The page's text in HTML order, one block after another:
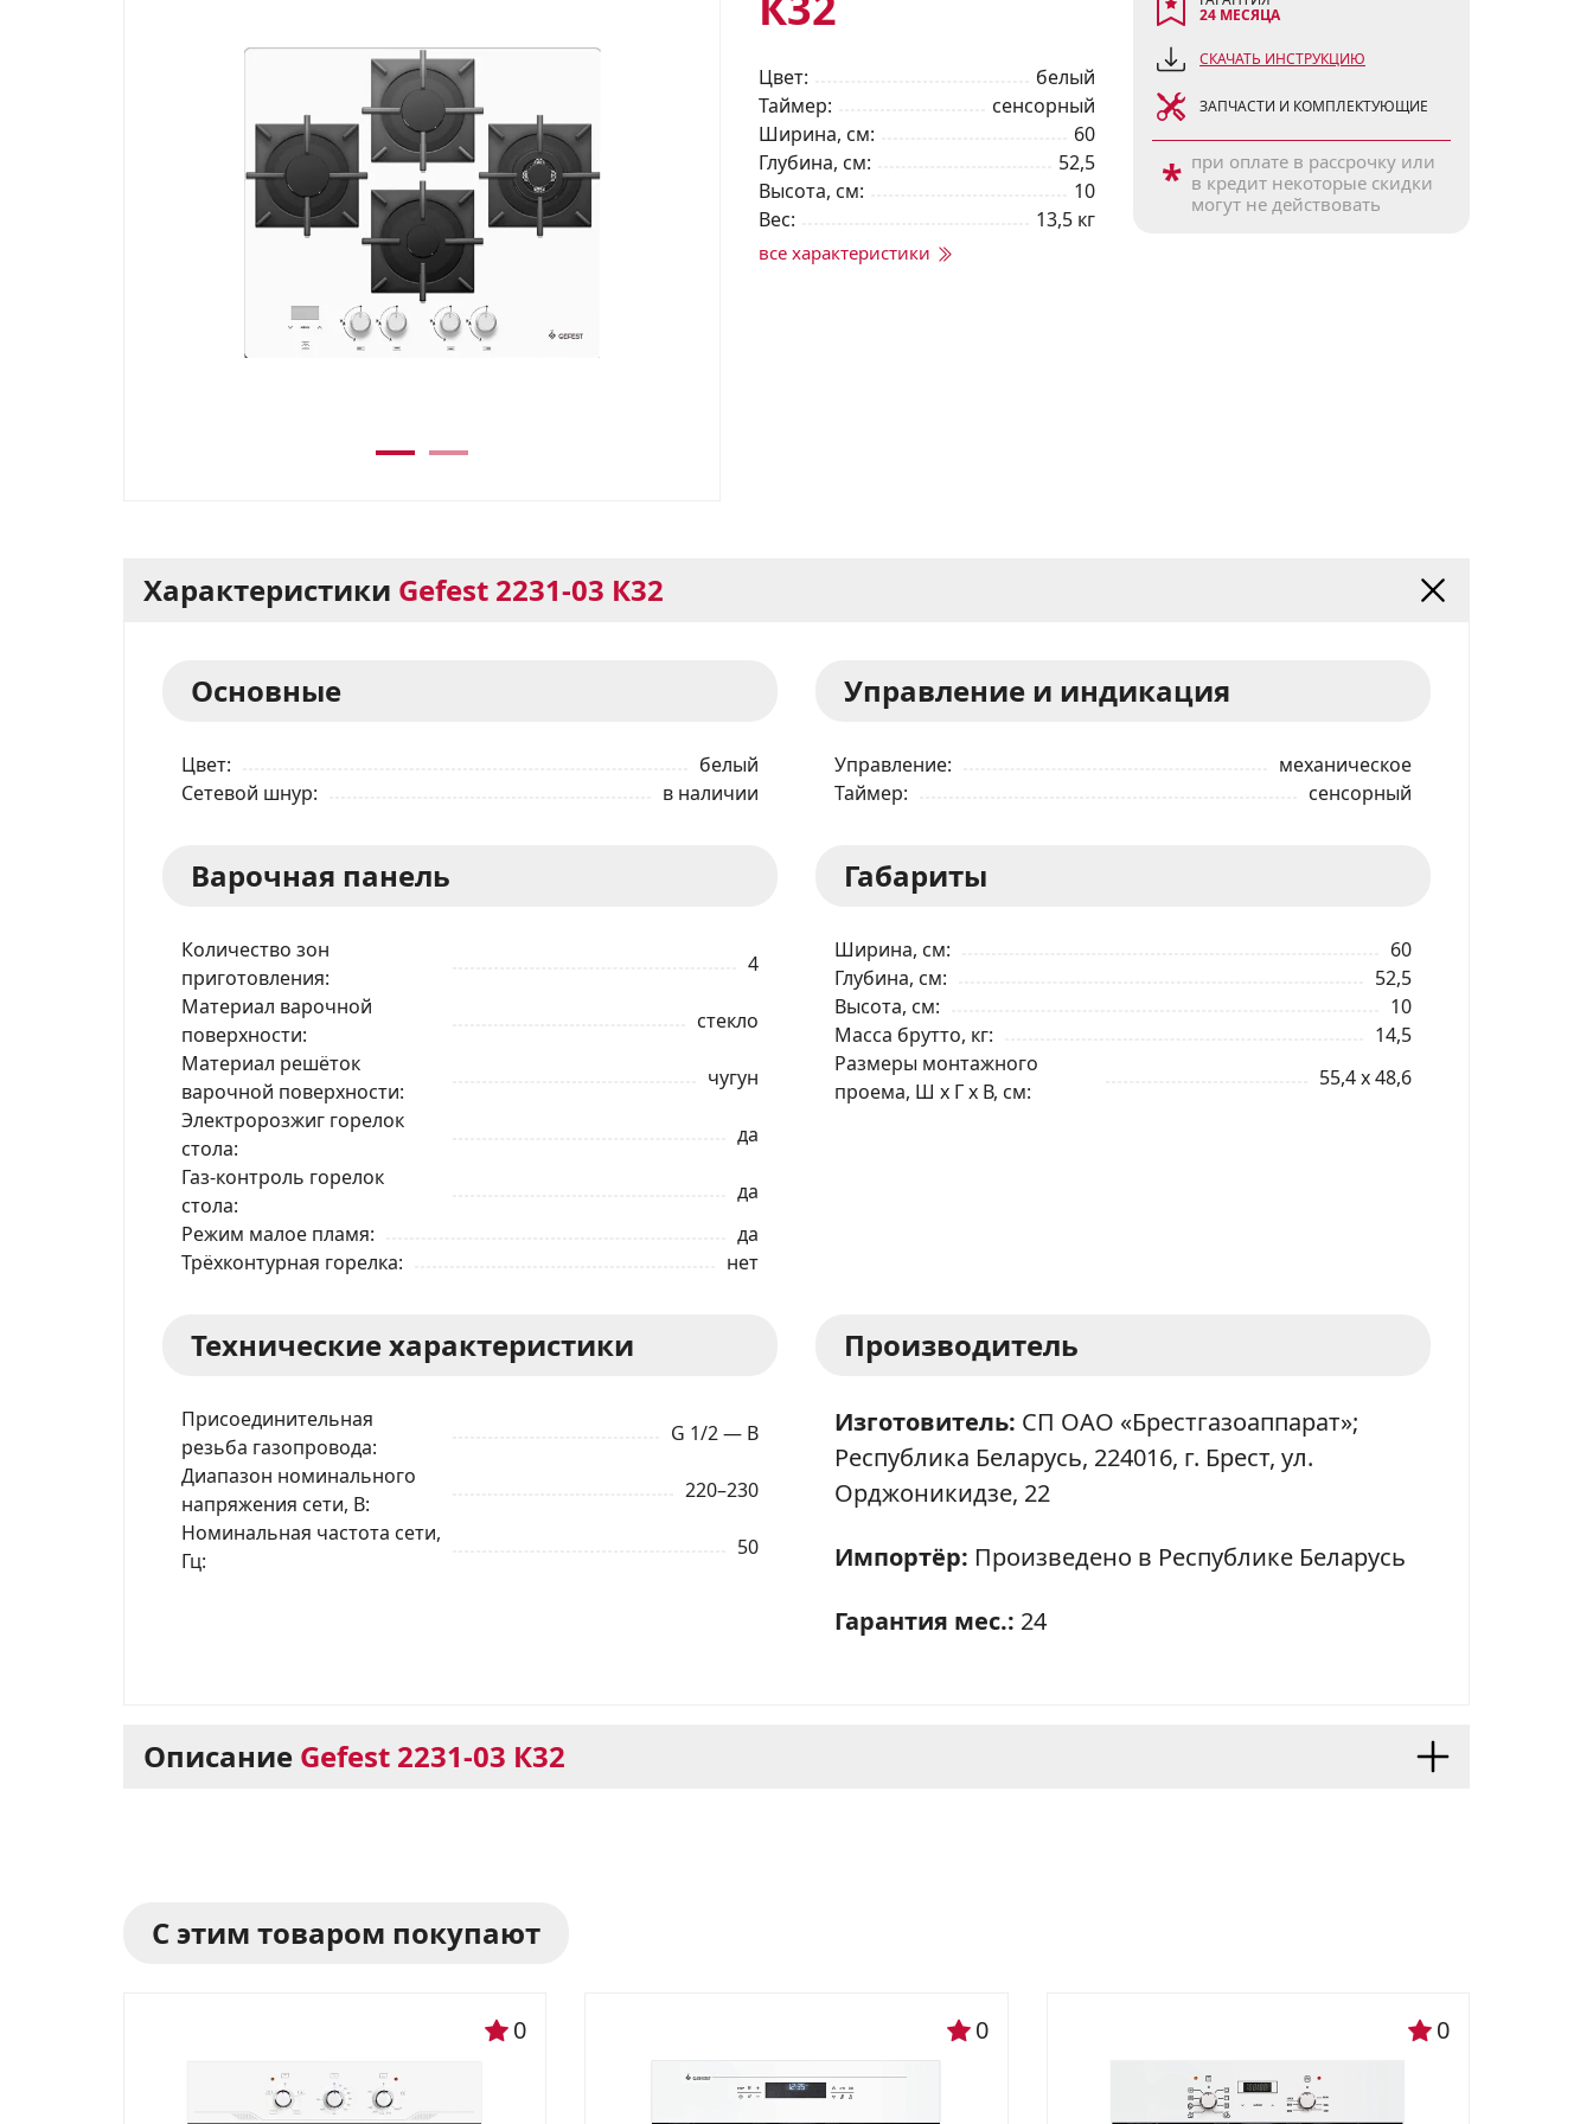
Цвет
белый
Таймер
сенсорный
Ширина, см
60
Глубина, см
52,5
Высота, см
10
Вес
13,5 кг
все характеристики
24 МЕСЯЦА
СКАЧАТЬ ИНСТРУКЦИЮ
ЗАПЧАСТИ И КОМПЛЕКТУЮЩИЕ
* при оплате в рассрочку или
в кредит некоторые скидки
могут не действовать
Характеристики Gefest 2231-03 К32
Основные
Цвет
белый
Сетевой шнур
в наличии
Управление и индикация
Управление
механическое
Таймер
сенсорный
Варочная панель
Количество зон
приготовления
4
Материал варочной
поверхности
стекло
Материал решёток
варочной поверхности
чугун
Электророзжиг горелок
стола
да
Газ-контроль горелок
стола
да
Режим малое пламя
да
Трёхконтурная горелка
нет
Габариты
Ширина, см
60
Глубина, см
52,5
Высота, см
10
Масса брутто, кг
14,5
Размеры монтажного
проема, Ш x Г x В, см
55,4 x 48,6
Технические характеристики
Присоединительная
резьба газопровода
G 1/2 — В
Диапазон номинального
напряжения сети, В
220–230
Номинальная частота сети,
Гц
50
Производитель
Изготовитель: СП ОАО «Брестгазоаппарат»;
Республика Беларусь, 224016, г. Брест, ул.
Орджоникидзе, 22
Импортёр: Произведено в Республике Беларусь
Гарантия мес.: 24
Описание Gefest 2231-03 К32
гармоничным дополнением к интерьеру вашей кухни.
С этим товаром покупают
0 0 0
ЗАКАЗАТЬ В 1 КЛИК